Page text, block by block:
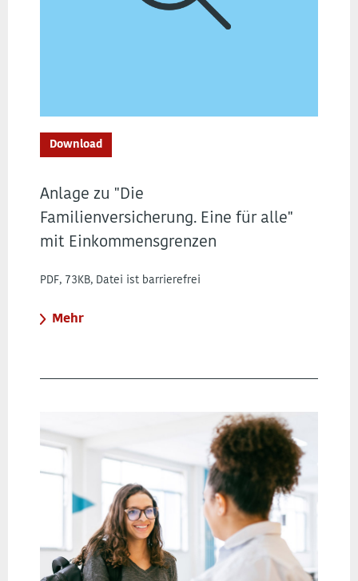
Download
Anlage zu "Die
Familienversicherung. Eine für alle"
mit Einkommensgrenzen
PDF, 73KB, Datei ist barrierefrei
Mehr